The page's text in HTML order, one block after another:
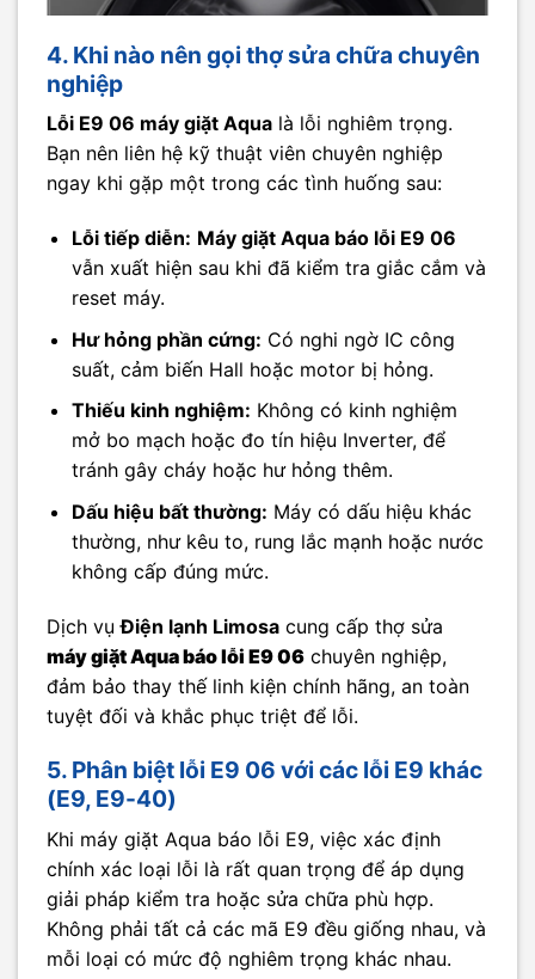
4. Khi nào nên gọi thợ sửa chữa chuyên
nghiệp
Lỗi E9 06 máy giặt Aqua là lỗi nghiêm trọng.
Bạn nên liên hệ kỹ thuật viên chuyên nghiệp
ngay khi gặp một trong các tình huống sau:
Lỗi tiếp diễn: Máy giặt Aqua báo lỗi E9 06
vẫn xuất hiện sau khi đã kiểm tra giắc cắm và
reset máy.
Hư hỏng phần cứng: Có nghi ngờ IC công
suất, cảm biến Hall hoặc motor bị hỏng.
Thiếu kinh nghiệm: Không có kinh nghiệm
mở bo mạch hoặc đo tín hiệu Inverter, để
tránh gây cháy hoặc hư hỏng thêm.
Dấu hiệu bất thường: Máy có dấu hiệu khác
thường, như kêu to, rung lắc mạnh hoặc nước
không cấp đúng mức.
Dịch vụĐiện lạnh Limosa cung cấp thợ sửa
máy giặt Aqua báo lỗi E9 06 chuyên nghiệp,
đảm bảo thay thế linh kiện chính hãng, an toàn
tuyệt đối và khắc phục triệt để lỗi.
5. Phân biệt lỗi E9 06 với các lỗi E9 khác
(E9, E9-40)
Khi máy giặt Aqua báo lỗi E9, việc xác định
chính xác loại lỗi là rất quan trọng để áp dụng
giải pháp kiểm tra hoặc sửa chữa phù hợp.
Không phải tất cả các mã E9 đều giống nhau, và
mỗi loại có mức độ nghiêm trọng khác nhau.